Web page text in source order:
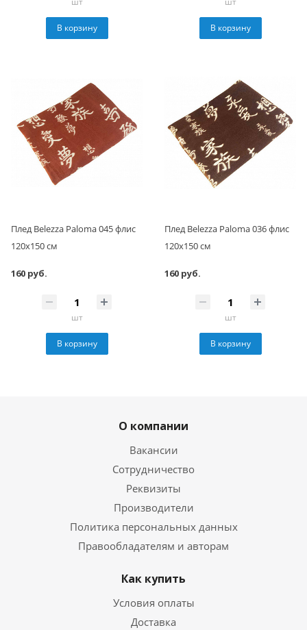
В корзину В корзину
Плед Belezza Paloma 045 флис
120х150 см
160 руб.
шт
В корзину
Плед Belezza Paloma 036 флис
120х150 см
160 руб.
шт
В корзину
О компании
Вакансии
Сотрудничество
Реквизиты
Производители
Политика персональных данных
Правообладателям и авторам
Как купить
Условия оплаты
Доставка